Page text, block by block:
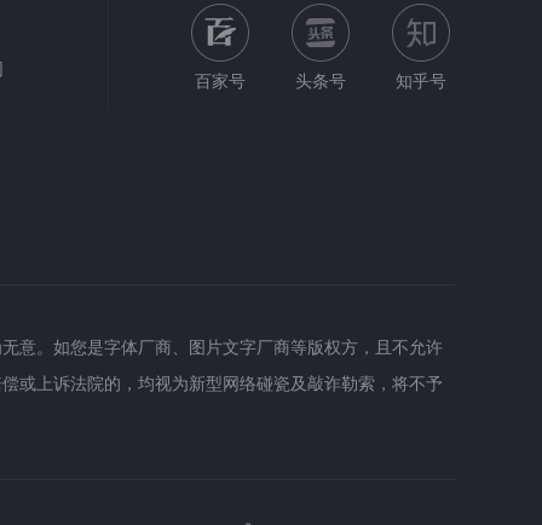
百家号 头条号 知乎号
意。如您是字体厂商、图片文字厂商等版权方，且不允许
或上诉法院的，均视为新型网络碰瓷及敲诈勒索，将不予